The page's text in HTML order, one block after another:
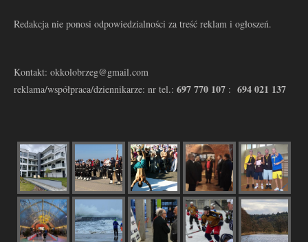
Redakcja nie ponosi odpowiedzialności za treść reklam i ogłoszeń.
Kontakt: okkolobrzeg@gmail.com
reklama/współpraca/dziennikarze: nr tel.: 697 770 107 : 694 021 137